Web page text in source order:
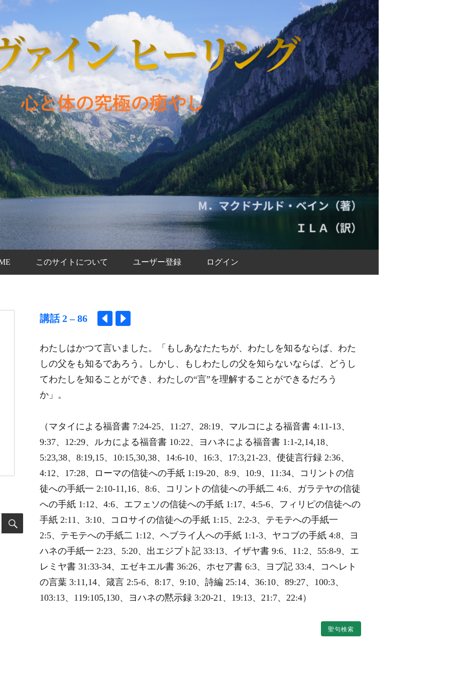
このサイトについて ユーザー登録 ログイン
講話 2 – 86
わたしはかつて言いました。「もしあなたたちが、わたしを知るならば、わた
しの父をも知るであろう。しかし、もしわたしの父を知らないならば、どうし
てわたしを知ることができ、わたしの“言”を理解することができるだろう
か」。
（マタイによる福音書 7:24-25、11:27、28:19、マルコによる福音書 4:11-13、
9:37、12:29、ルカによる福音書 10:22、ヨハネによる福音書 1:1-2,14,18、
5:23,38、8:19,15、10:15,30,38、14:6-10、16:3、17:3,21-23、使徒言行録 2:36、
4:12、17:28、ローマの信徒への手紙 1:19-20、8:9、10:9、11:34、コリントの信
徒への手紙一 2:10-11,16、8:6、コリントの信徒への手紙二 4:6、ガラテヤの信徒
への手紙 1:12、4:6、エフェソの信徒への手紙 1:17、4:5-6、フィリピの信徒への
手紙 2:11、3:10、コロサイの信徒への手紙 1:15、2:2-3、テモテへの手紙一
2:5、テモテへの手紙二 1:12、ヘブライ人への手紙 1:1-3、ヤコブの手紙 4:8、ヨ
ハネの手紙一 2:23、5:20、出エジプト記 33:13、イザヤ書 9:6、11:2、55:8-9、エ
レミヤ書 31:33-34、エゼキエル書 36:26、ホセア書 6:3、ヨブ記 33:4、コヘレト
の言葉 3:11,14、箴言 2:5-6、8:17、9:10、詩編 25:14、36:10、89:27、100:3、
103:13、119:105,130、ヨハネの黙示録 3:20-21、19:13、21:7、22:4）
聖句検索